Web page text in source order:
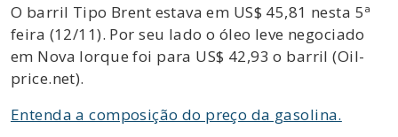
O barril Tipo Brent estava em US$ 45,81 nesta 5ª
feira (12/11). Por seu lado o óleo leve negociado
em Nova Iorque foi para US$ 42,93 o barril (Oil-
price.net).
Entenda a composição do preço da gasolina.